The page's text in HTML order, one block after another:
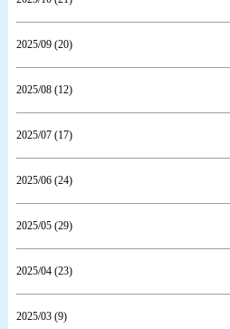
2025/09 (20)
2025/08 (12)
2025/07 (17)
2025/06 (24)
2025/05 (29)
2025/04 (23)
2025/03 (9)